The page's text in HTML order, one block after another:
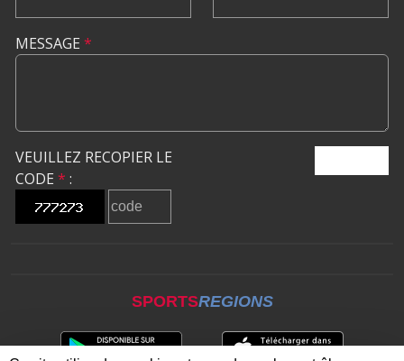
MESSAGE *
VEUILLEZ RECOPIER LE
CODE * :
SPORTSREGIONS